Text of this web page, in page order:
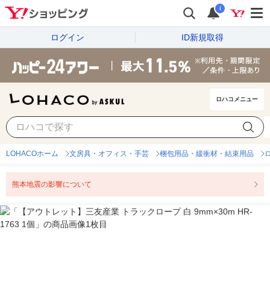
i
ログイン ID新規取得
ロハコメニュー
LOHACOホーム 文房具・オフィス・手芸 梱包用品・緩衝材・結束用品
熊本地震の影響について